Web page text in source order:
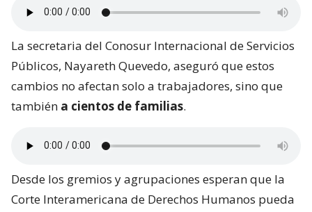
La secretaria del Conosur Internacional de Servicios
Públicos, Nayareth Quevedo, aseguró que estos
cambios no afectan solo a trabajadores, sino que
también a cientos de familias.
Desde los gremios y agrupaciones esperan que la
Corte Interamericana de Derechos Humanos pueda